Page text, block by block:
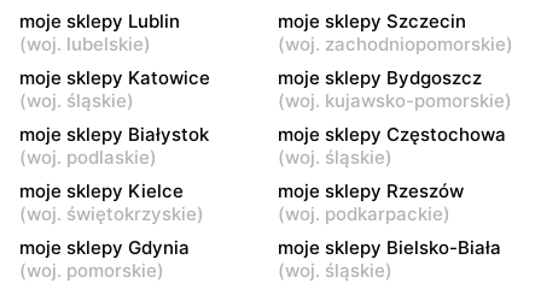
moje sklepy
Górki, ul. Górki 71
moje sklepy
Gumniska, ul. Gumniska
157C
moje sklepy
Iwierzyce, ul. Iwierzyce
152A
moje sklepy
Tczew, ul. Franciszka Żwirki
moje sklepy
Hyżne, ul. Hyżne 100
moje sklepy
Jarosław, ul. Pełkińska 147
moje sklepy Lublin
(woj. lubelskie)
moje sklepy Szczecin
(woj. zachodniopomorskie)
moje sklepy Katowice
(woj. śląskie)
moje sklepy Bydgoszcz
(woj. kujawsko-pomorskie)
moje sklepy Białystok
(woj. podlaskie)
moje sklepy Częstochowa
(woj. śląskie)
moje sklepy Kielce
(woj. świętokrzyskie)
moje sklepy Rzeszów
(woj. podkarpackie)
moje sklepy Gdynia
(woj. pomorskie)
moje sklepy Bielsko-Biała
(woj. śląskie)